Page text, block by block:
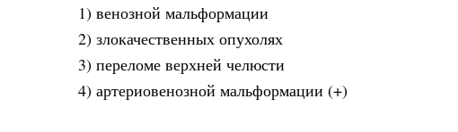
1) венозной мальформации
2) злокачественных опухолях
3) переломе верхней челюсти
4) артериовенозной мальформации (+)